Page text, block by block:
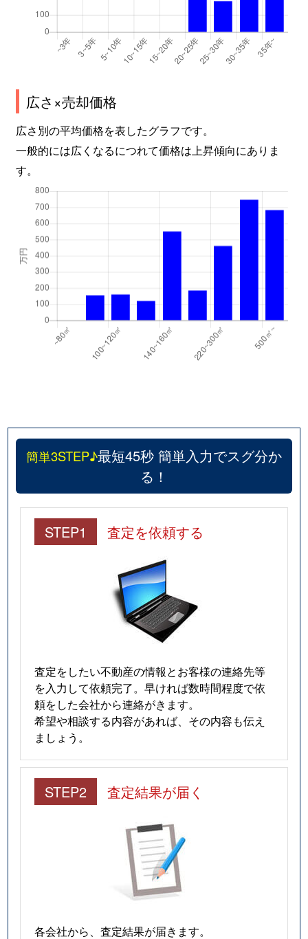
広さ×売却価格
広さ別の平均価格を表したグラフです。
一般的には広くなるにつれて価格は上昇傾向にありま
す。
簡単3STEP♪最短45秒 簡単入力でスグ分か
る！
STEP1 査定を依頼する
査定をしたい不動産の情報とお客様の連絡先等
を入力して依頼完了。早ければ数時間程度で依
頼をした会社から連絡がきます。
希望や相談する内容があれば、その内容も伝え
ましょう。
STEP2 査定結果が届く
各会社から、査定結果が届きます。